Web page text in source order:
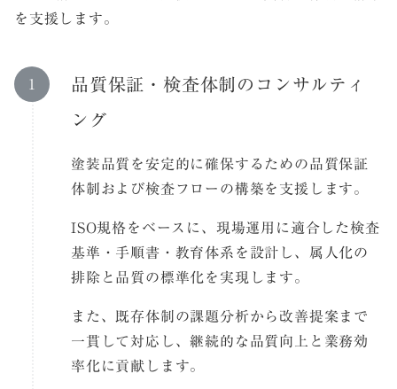
を支援します。
品質保証・検査体制のコンサルティ
ング
塗装品質を安定的に確保するための品質保証
体制および検査フローの構築を支援します。
ISO規格をベースに、現場運用に適合した検査
基準・手順書・教育体系を設計し、属人化の
排除と品質の標準化を実現します。
また、既存体制の課題分析から改善提案まで
一貫して対応し、継続的な品質向上と業務効
率化に貢献します。